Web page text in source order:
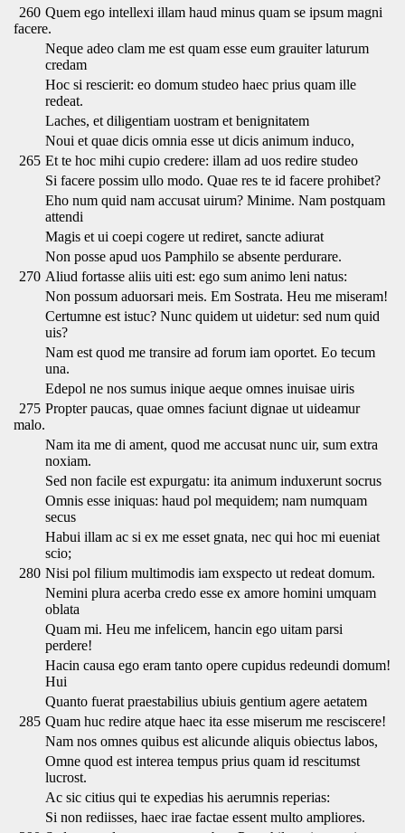
260 Quem ego intellexi illam haud minus quam se ipsum magni
facere.
Neque adeo clam me est quam esse eum grauiter laturum
credam
Hoc si rescierit: eo domum studeo haec prius quam ille
redeat.
Laches, et diligentiam uostram et benignitatem
Noui et quae dicis omnia esse ut dicis animum induco,
265 Et te hoc mihi cupio credere: illam ad uos redire studeo
Si facere possim ullo modo. Quae res te id facere prohibet?
Eho num quid nam accusat uirum? Minime. Nam postquam
attendi
Magis et ui coepi cogere ut rediret, sancte adiurat
Non posse apud uos Pamphilo se absente perdurare.
270 Aliud fortasse aliis uiti est: ego sum animo leni natus:
Non possum aduorsari meis. Em Sostrata. Heu me miseram!
Certumne est istuc? Nunc quidem ut uidetur: sed num quid
uis?
Nam est quod me transire ad forum iam oportet. Eo tecum
una.
Edepol ne nos sumus inique aeque omnes inuisae uiris
275 Propter paucas, quae omnes faciunt dignae ut uideamur
malo.
Nam ita me di ament, quod me accusat nunc uir, sum extra
noxiam.
Sed non facile est expurgatu: ita animum induxerunt socrus
Omnis esse iniquas: haud pol mequidem; nam numquam
secus
Habui illam ac si ex me esset gnata, nec qui hoc mi eueniat
scio;
280 Nisi pol filium multimodis iam exspecto ut redeat domum.
Nemini plura acerba credo esse ex amore homini umquam
oblata
Quam mi. Heu me infelicem, hancin ego uitam parsi
perdere!
Hacin causa ego eram tanto opere cupidus redeundi domum!
Hui
Quanto fuerat praestabilius ubiuis gentium agere aetatem
285 Quam huc redire atque haec ita esse miserum me resciscere!
Nam nos omnes quibus est alicunde aliquis obiectus labos,
Omne quod est interea tempus prius quam id rescitumst
lucrost.
Ac sic citius qui te expedias his aerumnis reperias:
Si non rediisses, haec irae factae essent multo ampliores.